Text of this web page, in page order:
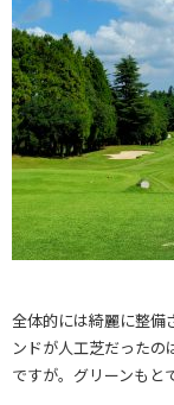
全体的には綺麗に整備
ンドが人工芝だったの
ですが。グリーンもと